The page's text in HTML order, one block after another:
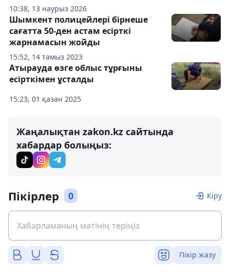
10:38, 13 наурыз 2026
15:52, 14 тамыз 2023
Шымкент полицейлері бірнеше
сағатта 50-ден астам есірткі
жарнамасын жойды
15:23, 01 қазан 2025
Атырауда өзге облыс тұрғыны
есірткімен ұсталды
Жаңалықтан zakon.kz сайтында
хабардар болыңыз:
Пікірлер 0 Кіру
Пікір жазу